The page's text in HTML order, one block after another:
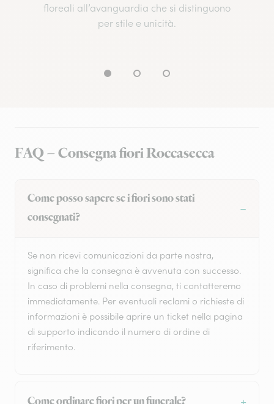
floreali all’avanguardia che si distinguono
per stile e unicità.
FAQ – Consegna fiori Roccasecca
Come posso sapere se i fiori sono stati
consegnati?
Se non ricevi comunicazioni da parte nostra,
significa che la consegna è avvenuta con successo.
In caso di problemi nella consegna, ti contatteremo
immediatamente. Per eventuali reclami o richieste di
informazioni è possibile aprire un ticket nella pagina
di supporto indicando il numero di ordine di
riferimento.